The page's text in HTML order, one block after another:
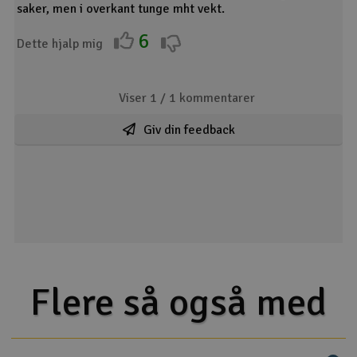
Servos (2 SPMSA4030)
Y-Harness (1 SPMA3058)
Servo Extension 12" (2 SPMA3053)
saker, men i overkant tunge mht vekt.
Dette hjalp mig 6
Viser 1 / 1 kommentarer
Giv din feedback
Flere så også med